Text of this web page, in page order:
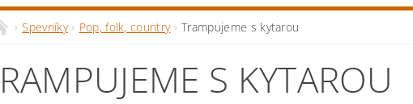
Spevníky Pop, folk, country Trampujeme s kytarou
S KYTAROU